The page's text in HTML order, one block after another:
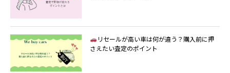
リセールが高い車は何が違う？購入前に押
さえたい査定のポイント